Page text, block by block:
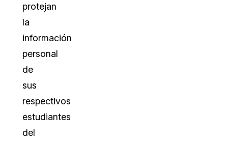
protejan
la
información
personal
de
sus
respectivos
estudiantes
del